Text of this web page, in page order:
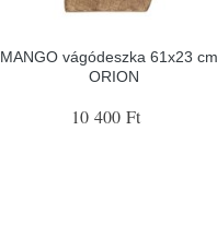
MANGO vágódeszka 61x23
ORION
10 400 Ft